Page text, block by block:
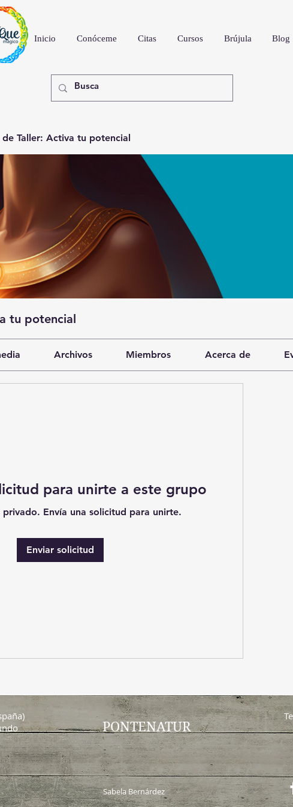
Inicio Conóceme Citas Cursos Brújula Blog
Taller: Activa tu potencial
tu potencial
Archivos Miembros Acerca de
para unirte a este grupo
privado. Envía una solicitud para unirte.
Enviar solicitud
PONTENATUR
Sabela Bernárdez